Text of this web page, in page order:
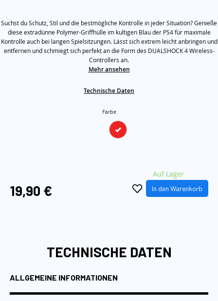
Durchschnittswert
der
Bewertung.
Read
a
Suchst du Schutz, Stil und die bestmögliche Kontrolle in jeder Situation? Genieße
diese extradünne Polymer-Griffhülle im kultigen Blau der PS4 für maximale
Kontrolle auch bei langen Spielsitzungen. Lässt sich extrem leicht anbringen und
entfernen und schmiegt sich perfekt an die Form des DUALSHOCK 4 Wireless-
Controllers an.
Mehr ansehen
Technische Daten
Farbe
19,90 €
Auf Lager
In den Warenkorb
TECHNISCHE DATEN
ALLGEMEINE INFORMATIONEN